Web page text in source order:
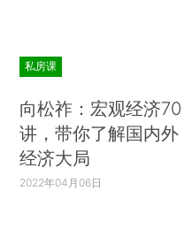
私房课
向松祚：宏观经济70
讲，带你了解国内外
经济大局
2022年04月06日